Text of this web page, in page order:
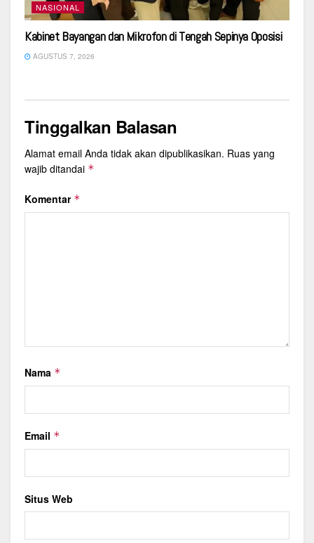
NASIONAL
Kabinet Bayangan dan Mikrofon di Tengah Sepinya Oposisi
AGUSTUS 7, 2026
Tinggalkan Balasan
Alamat email Anda tidak akan dipublikasikan. Ruas yang
wajib ditandai *
Komentar *
Nama *
Email *
Situs Web